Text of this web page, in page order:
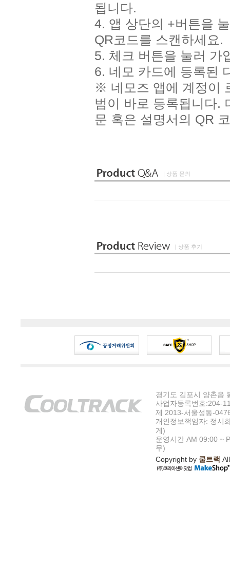
됩니다.
4. 앱 상단의 +버튼을
QR코드를 스캔하세요.
5. 체크 버튼을 눌러 가
6. 네모 카드에 등록된
※ 네모즈 앱에 계정이
범이 바로 등록됩니다.
문 혹은 설명서의 QR
| 상품 문의
| 상품 후기
경기도 김포시 양촌읍
사업자등록번호:204-
제 2013-서울성동-
개인정보책임자: 정시
게)
운영시간 AM 09:00 ~
무)
Copyright by 쿨트랙